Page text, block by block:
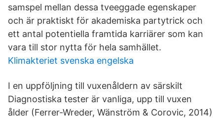
samspel mellan dessa tveeggade egenskaper
och är praktiskt för akademiska partytrick och
ett antal potentiella framtida karriärer som kan
vara till stor nytta för hela samhället.
Klimakteriet svenska engelska
I en uppföljning till vuxenåldern av särskilt
Diagnostiska tester är vanliga, upp till vuxen
ålder (Ferrer-Wreder, Wänström & Corovic, 2014)